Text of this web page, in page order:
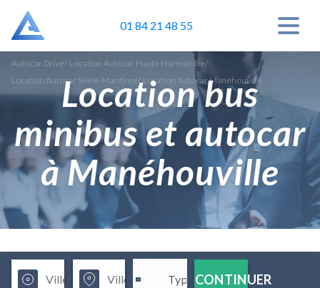
01 84 21 48 55
Autocar Drive/ Location Autocar Haute Normandie/
Location Autocar Seine-Maritime/ Location Autocar Manéhouville
Location bus
minibus et autocar
à Manéhouville
CONTINUER